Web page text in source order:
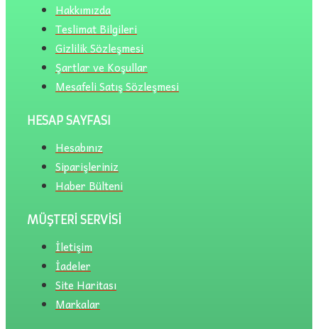
Hakkımızda
Teslimat Bilgileri
Gizlilik Sözleşmesi
Şartlar ve Koşullar
Mesafeli Satış Sözleşmesi
HESAP SAYFASI
Hesabınız
Siparişleriniz
Haber Bülteni
MÜŞTERI SERVISI
İletişim
İadeler
Site Haritası
Markalar